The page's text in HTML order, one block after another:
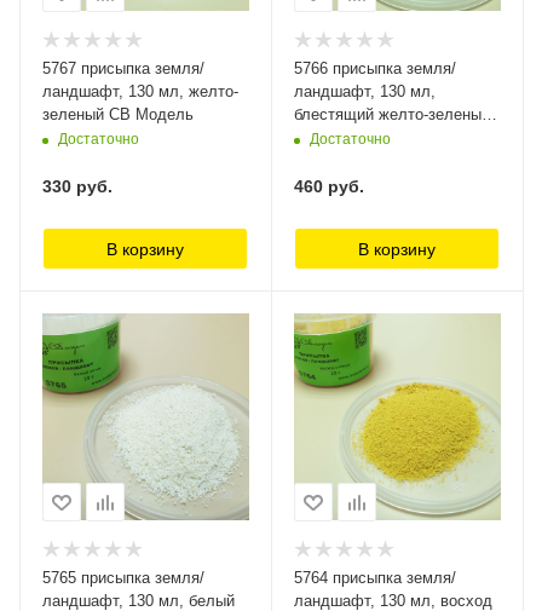
5767 присыпка земля/
ландшафт, 130 мл, желто-
зеленый СВ Модель
Достаточно
330 руб.
В корзину
5766 присыпка земля/
ландшафт, 130 мл,
блестящий желто-зеленый
СВ Модель
Достаточно
460 руб.
В корзину
5765 присыпка земля/
ландшафт, 130 мл, белый
5764 присыпка земля/
ландшафт, 130 мл, восход